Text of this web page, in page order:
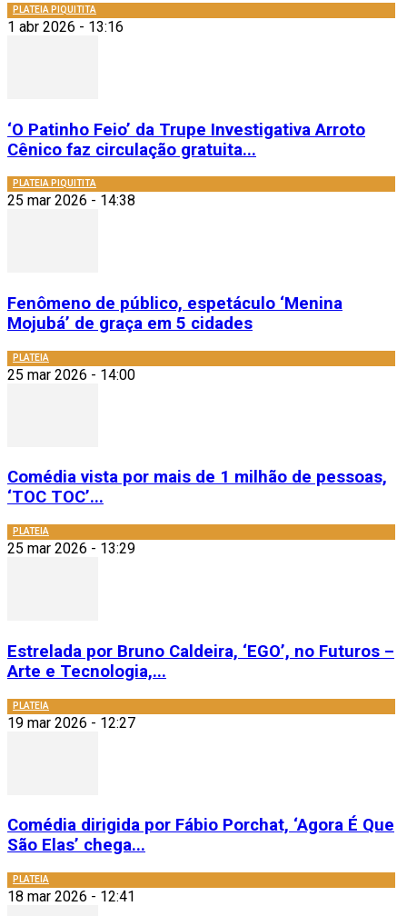
PLATEIA PIQUITITA
1 abr 2026 - 13:16
‘O Patinho Feio’ da Trupe Investigativa Arroto
Cênico faz circulação gratuita...
PLATEIA PIQUITITA
25 mar 2026 - 14:38
Fenômeno de público, espetáculo ‘Menina
Mojubá’ de graça em 5 cidades
PLATEIA
25 mar 2026 - 14:00
Comédia vista por mais de 1 milhão de pessoas,
‘TOC TOC’...
PLATEIA
25 mar 2026 - 13:29
Estrelada por Bruno Caldeira, ‘EGO’, no Futuros –
Arte e Tecnologia,...
PLATEIA
19 mar 2026 - 12:27
Comédia dirigida por Fábio Porchat, ‘Agora É Que
São Elas’ chega...
PLATEIA
18 mar 2026 - 12:41